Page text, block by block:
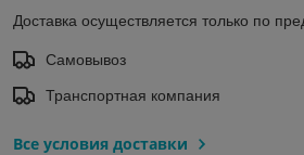
Доставка осуществляется только по
Самовывоз
Транспортная компания
Все условия доставки